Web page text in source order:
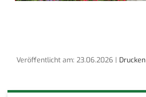
Veröffentlicht am: 23.06.2026 | Drucken